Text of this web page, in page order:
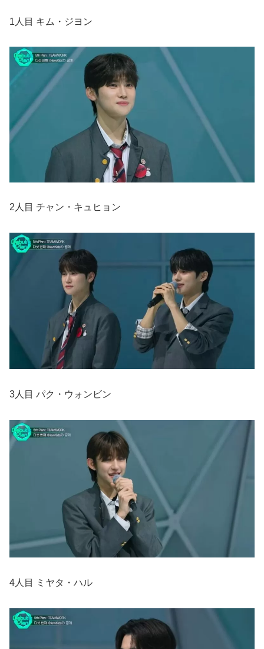
1人目 キム・ジヨン
2人目 チャン・キュヒョン
3人目 パク・ウォンビン
4人目 ミヤタ・ハル